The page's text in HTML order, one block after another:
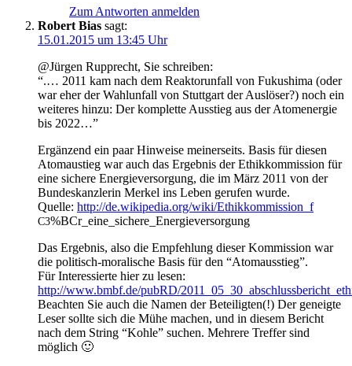
Zum Antworten anmelden
Robert Bias sagt:
15.01.2015 um 13:45 Uhr
@Jürgen Rup­p­recht, Sie schreiben:
“.… 2011 kam nach dem Reak­tor­un­fall von Fuku­shi­ma (oder
war eher der Wahl­un­fall von Stutt­gart der Aus­lö­ser?) noch ein
wei­te­res hin­zu: Der kom­plet­te Aus­stieg aus der Atom­ener­gie
bis 2022…”
Ergän­zend ein paar Hin­wei­se mei­ner­seits. Basis für die­sen
Atom­austieg war auch das Ergeb­nis der Ethik­kom­mis­si­on für
eine siche­re Ener­gie­ver­sor­gung, die im März 2011 von der
Bun­des­kanz­le­rin Mer­kel ins Leben geru­fen wurde.
Quel­le: http://de.wikipedia.org/wiki/Ethikkommission_f
C3%BCr_eine_sichere_Energieversorgung
Das Ergeb­nis, also die Emp­feh­lung die­ser Kom­mis­si­on war
die poli­tisch-mora­li­sche Basis für den “Atom­aus­stieg”.
Für Inter­es­sier­te hier zu lesen:
http://www.bmbf.de/pubRD/
Beach­ten Sie auch die Namen der Betei­lig­ten(!) Der geneig­te
Leser soll­te sich die Mühe machen, und in die­sem Bericht
nach dem String “Koh­le” suchen. Meh­re­re Tref­fer sind
möglich 🙂